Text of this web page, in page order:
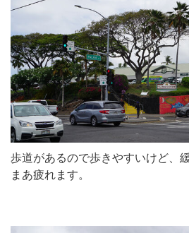
歩道があるので歩きやすいけど、
まあ疲れます。